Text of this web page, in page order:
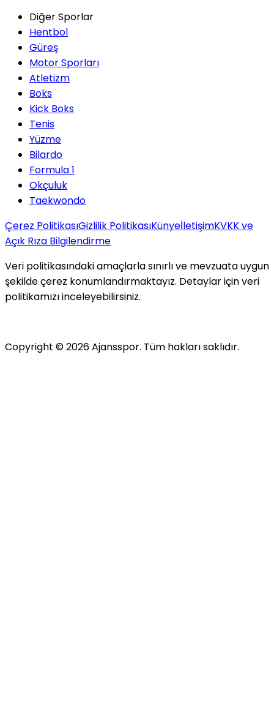
Diğer Sporlar
Hentbol
Güreş
Motor Sporları
Atletizm
Boks
Kick Boks
Tenis
Yüzme
Bilardo
Formula 1
Okçuluk
Taekwondo
Çerez PolitikasıGizlilik PolitikasıKünyeİletişimKVKK ve
Açık Rıza Bilgilendirme
Veri politikasındaki amaçlarla sınırlı ve mevzuata uygun
şekilde çerez konumlandırmaktayız. Detaylar için veri
politikamızı inceleyebilirsiniz.
Copyright ©2026Ajansspor. Tüm hakları saklıdır.